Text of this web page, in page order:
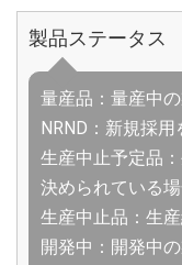
製品ステータス
量産品：量産中の
NRND：新規採用
生産中止予定品
決められている場
生産中止品：生
開発中：開発中